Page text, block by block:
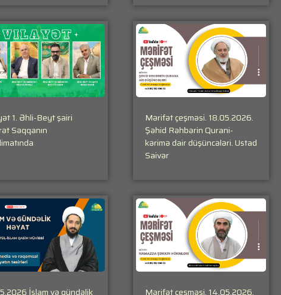
1. Əhli-Beyt şairi
Səqqanın
Mərifət çeşməsi. 18.05.2026.
Şəhid Rəhbərin Qurani-
kərimə dair düşüncələri. Ustad
Saivər
İslam və gündəlik Mərifət çeşməsi. 14.05.2026.